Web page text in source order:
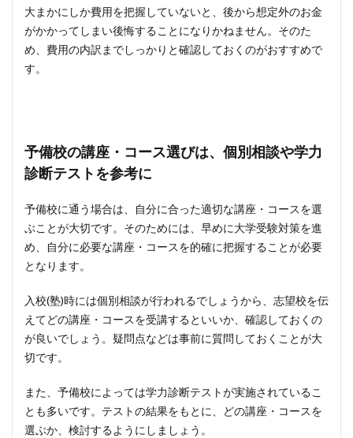
大まかにしか費用を把握していないと、後から想定外のお金
がかかってしまい後悔することになりかねません。そのた
め、費用の内訳までしっかりと確認しておくのがおすすめで
す。
予備校の講座・コース選びは、個別相談や学力
診断テストを参考に
予備校に通う場合は、自分に合った適切な講座・コースを選
ぶことが大切です。そのためには、早めに大学受験対策を進
め、自分に必要な講座・コースを的確に把握することが必要
となります。
入校(塾)時には個別相談が行われるでしょうから、志望校を伝
えてどの講座・コースを受講するといいか、確認しておくの
が良いでしょう。疑問点などは事前に質問しておくことが大
切です。
また、予備校によっては学力診断テストが実施されているこ
とも多いです。テストの結果をもとに、どの講座・コースを
選ぶか、検討するようにしましょう。